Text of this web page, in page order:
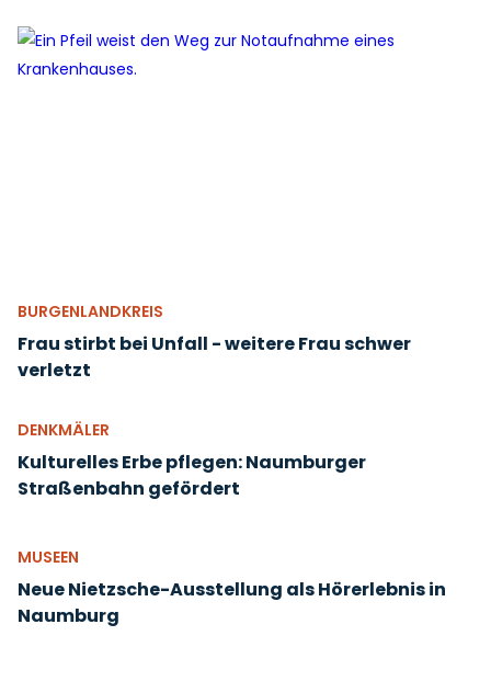
BURGENLANDKREIS
Frau stirbt bei Unfall - weitere Frau schwer
verletzt
DENKMÄLER
Kulturelles Erbe pflegen: Naumburger
Straßenbahn gefördert
MUSEEN
Neue Nietzsche-Ausstellung als Hörerlebnis in
Naumburg